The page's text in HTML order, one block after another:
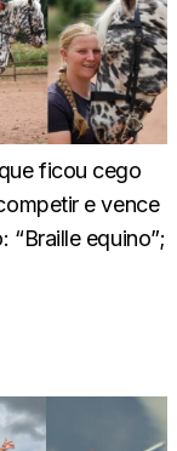
ficou cego
e vence
“Braille equino”;